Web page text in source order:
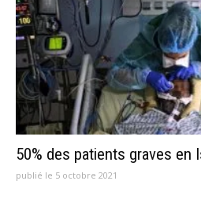
50% des patients graves en
publié le 5 octobre 2021